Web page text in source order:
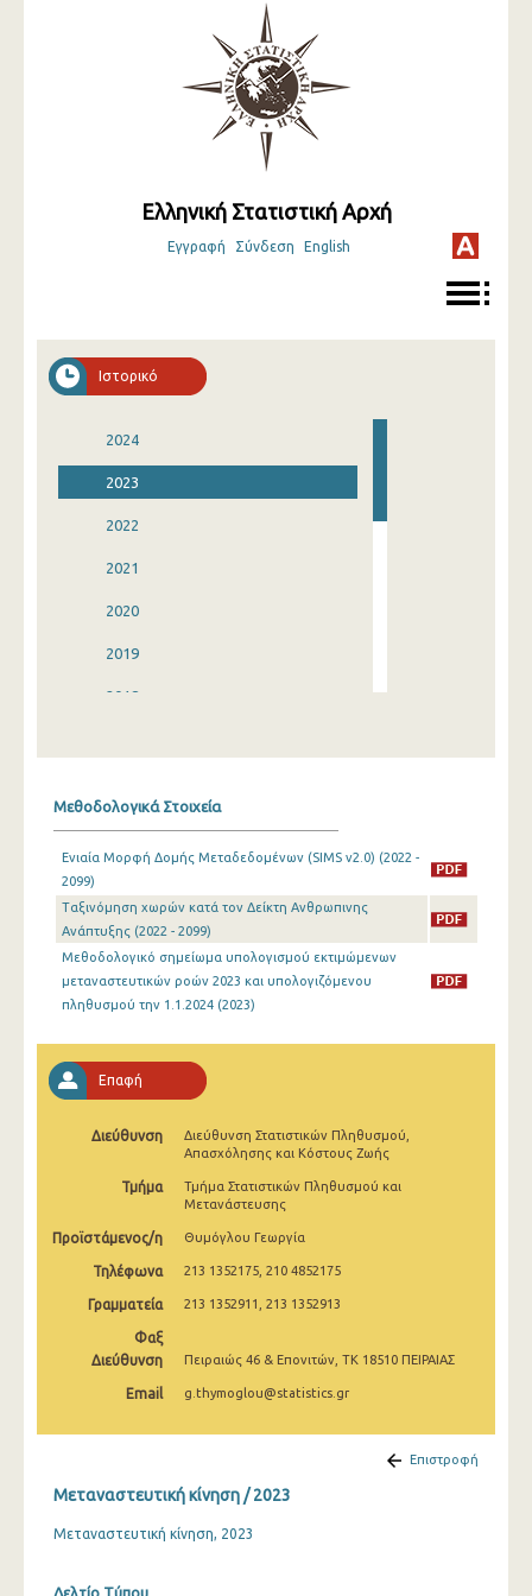
Ελληνική Στατιστική Αρχή
Εγγραφή Σύνδεση English
Ιστορικό
2024
2023
2022
2021
2020
2019
2018
2014
2013
2012
2011
2009
Μεθοδολογικά Στοιχεία
Ενιαία Μορφή Δομής Μεταδεδομένων (SIMS v2.0) (2022 -
2099)
Ταξινόμηση χωρών κατά τον Δείκτη Ανθρωπινης
Ανάπτυξης (2022 - 2099)
Μεθοδολογικό σημείωμα υπολογισμού εκτιμώμενων
μεταναστευτικών ροών 2023 και υπολογιζόμενου
πληθυσμού την 1.1.2024 (2023)
Επαφή
Διεύθυνση
Διεύθυνση Στατιστικών Πληθυσμού,
Απασχόλησης και Κόστους Ζωής
Τμήμα
Τμήμα Στατιστικών Πληθυσμού και
Μετανάστευσης
Προϊστάμενος/η Θυμόγλου Γεωργία
Τηλέφωνα 213 1352175, 210 4852175
Γραμματεία 213 1352911, 213 1352913
Φαξ
Διεύθυνση
Πειραιώς 46 & Επονιτών, ΤΚ 18510 ΠΕΙΡΑΙΑΣ
Email g.thymoglou@statistics.gr
Επιστροφή
Μεταναστευτική κίνηση / 2023
Μεταναστευτική κίνηση, 2023
Δελτίο Τύπου